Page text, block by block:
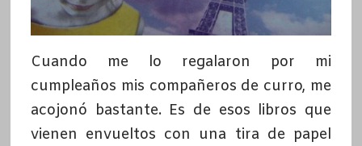
Cuando me lo regalaron por mi
cumpleaños mis compañeros de curro, me
acojonó bastante. Es de esos libros que
vienen envueltos con una tira de papel